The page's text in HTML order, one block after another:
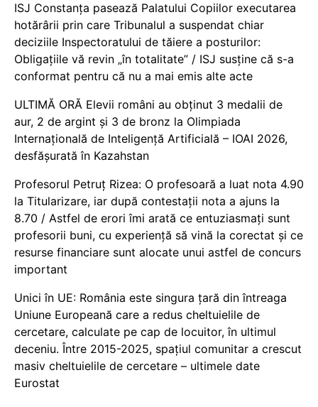
ISJ Constanța pasează Palatului Copiilor executarea
hotărârii prin care Tribunalul a suspendat chiar
deciziile Inspectoratului de tăiere a posturilor:
Obligațiile vă revin „în totalitate” / ISJ susține că s-a
conformat pentru că nu a mai emis alte acte
ULTIMĂ ORĂ Elevii români au obținut 3 medalii de
aur, 2 de argint și 3 de bronz la Olimpiada
Internațională de Inteligență Artificială – IOAI 2026,
desfășurată în Kazahstan
Profesorul Petruț Rizea: O profesoară a luat nota 4.90
la Titularizare, iar după contestații nota a ajuns la
8.70 / Astfel de erori îmi arată ce entuziasmați sunt
profesorii buni, cu experiență să vină la corectat și ce
resurse financiare sunt alocate unui astfel de concurs
important
Unici în UE: România este singura țară din întreaga
Uniune Europeană care a redus cheltuielile de
cercetare, calculate pe cap de locuitor, în ultimul
deceniu. Între 2015-2025, spațiul comunitar a crescut
masiv cheltuielile de cercetare – ultimele date
Eurostat